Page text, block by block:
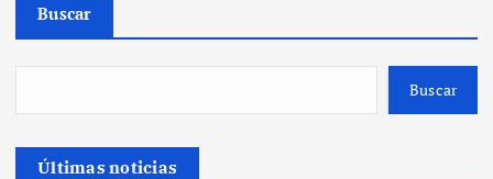
Buscar
Buscar
Últimas noticias